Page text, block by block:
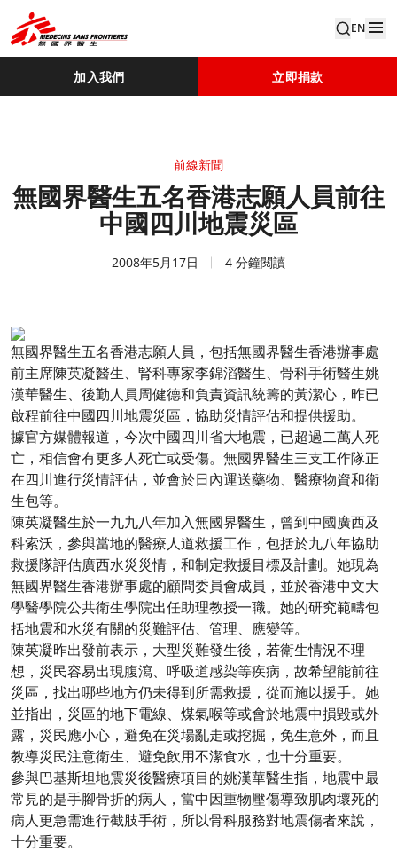
EN
加入我們 立即捐款
前線新聞
無國界醫生五名香港志願人員前往
中國四川地震災區
2008年5月17日 4 分鐘閱讀
無國界醫生五名香港志願人員，包括無國界醫生香港辦事處
前主席陳英凝醫生、腎科專家李錦滔醫生、骨科手術醫生姚
漢華醫生、後勤人員周健德和負責資訊統籌的黃潔心，昨已
啟程前往中國四川地震災區，協助災情評估和提供援助。
據官方媒體報道，今次中國四川省大地震，已超過二萬人死
亡，相信會有更多人死亡或受傷。無國界醫生三支工作隊正
在四川進行災情評估，並會於日內運送藥物、醫療物資和衛
生包等。
陳英凝醫生於一九九八年加入無國界醫生，曾到中國廣西及
科索沃，參與當地的醫療人道救援工作，包括於九八年協助
救援隊評估廣西水災災情，和制定救援目標及計劃。她現為
無國界醫生香港辦事處的顧問委員會成員，並於香港中文大
學醫學院公共衛生學院出任助理教授一職。她的研究範疇包
括地震和水災有關的災難評估、管理、應變等。
陳英凝昨出發前表示，大型災難發生後，若衛生情況不理
想，災民容易出現腹瀉、呼吸道感染等疾病，故希望能前往
災區，找出哪些地方仍未得到所需救援，從而施以援手。她
並指出，災區的地下電線、煤氣喉等或會於地震中損毀或外
露，災民應小心，避免在災場亂走或挖掘，免生意外，而且
教導災民注意衛生、避免飲用不潔食水，也十分重要。
參與巴基斯坦地震災後醫療項目的姚漢華醫生指，地震中最
常見的是手腳骨折的病人，當中因重物壓傷導致肌肉壞死的
病人更急需進行截肢手術，所以骨科服務對地震傷者來說，
十分重要。